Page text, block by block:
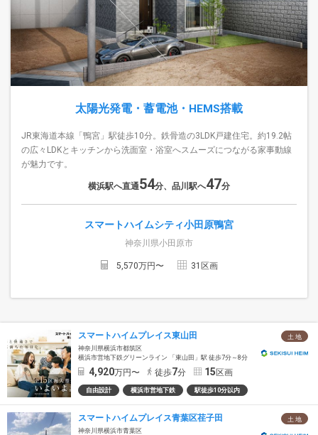
太陽光発電・蓄電池・HEMS搭載
JR東海道本線「鴨宮」駅徒歩10分。鉄骨造の3LDK戸建住宅。約19.2帖
の広々LDKとキッチンから洗面室・浴室へスムーズにつながる家事動線
が魅力です。
横浜駅へ直通54分、品川駅へ47分
スマートハイムシティ小田原鴨宮
神奈川県小田原市
5,570万円〜 31 区画
土 地
スマートハイムプレイス東山田
神奈川県横浜市都筑区
横浜市営地下鉄グリーンライン 「東山田」駅 徒歩7分～8分
4,920万円〜 徒歩7分 15区画
自由設計 横浜市営地下鉄 駅徒歩10分以内
土 地
スマートハイムプレイス青葉区荏子田
神奈川県横浜市青葉区